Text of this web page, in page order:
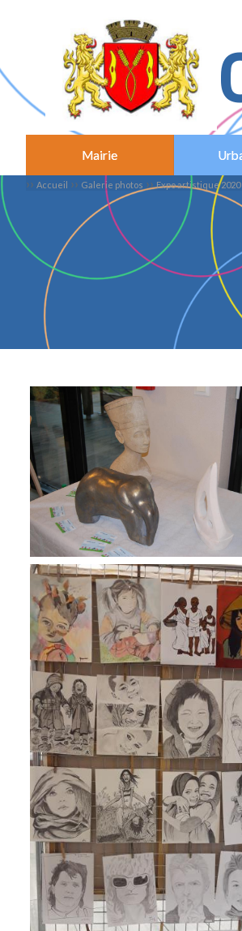
Mairie
›› Accueil ›› Galerie photos ››Expo artistique 2020